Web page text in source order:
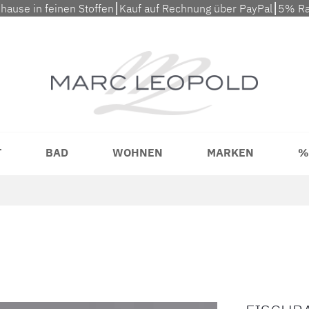
in feinen Stoffen⎮Kauf auf Rechnung über PayPal⎮5%
BAD WOHNEN MARKEN